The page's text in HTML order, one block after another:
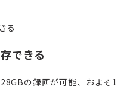
できる
の録画が可能、およそ1